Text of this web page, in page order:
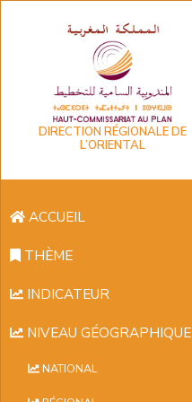
DIRECTION RÉGIONALE DE
L’ORIENTAL
ACCUEIL
THÈME
INDICATEUR
NIVEAU GÉOGRAPHIQUE
NATIONAL